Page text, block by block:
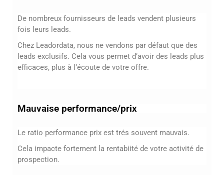
De nombreux fournisseurs de leads vendent plusieurs
fois leurs leads.
Chez Leadordata, nous ne vendons par défaut que des
leads exclusifs. Cela vous permet d’avoir des leads plus
efficaces, plus à l’écoute de votre offre.
Mauvaise performance/prix
Le ratio performance prix est trés souvent mauvais.
Cela impacte fortement la rentabiité de votre activité de
prospection.